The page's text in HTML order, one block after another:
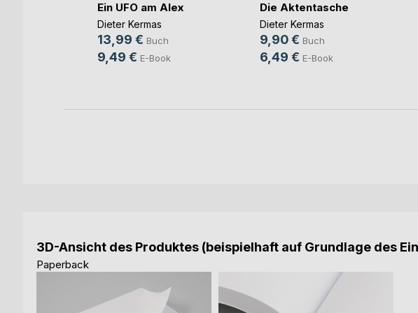
Ein UFO am Alex
Dieter Kermas
13,99 € Buch
9,49 € E-Book
Die Aktentasche
Dieter Kermas
9,90 € Buch
6,49 € E-Book
3D-Ansicht des Produktes (beispielhaft auf Grundlage des
Paperback